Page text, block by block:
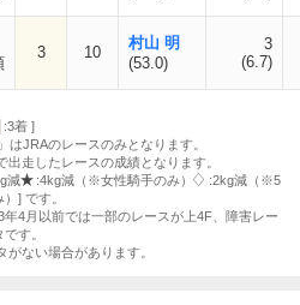
3 10
村山 明
(53.0)
3
(6.7)
:3着 ]
JRAのレースのみとなります。
走したレースの成績となります。
減 :4kg減（※女性騎手のみ）
:2kg減（※5
] です。
4月以前では一部のレースが上4F、障害レー
す。
ない場合があります。